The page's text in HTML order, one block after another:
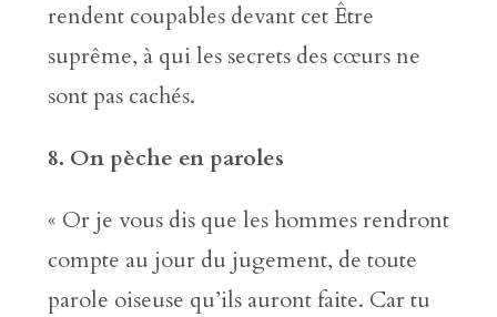
rendent coupables devant cet Être
suprême, à qui les secrets des cœurs ne
sont pas cachés.
8. On pèche en paroles
« Or je vous dis que les hommes rendront
compte au jour du jugement, de toute
parole oiseuse qu’ils auront faite. Car tu